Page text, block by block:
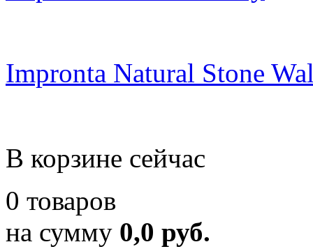
Impronta Natural Stone
В корзине сейчас
0 товаров
на сумму 0,0 руб.